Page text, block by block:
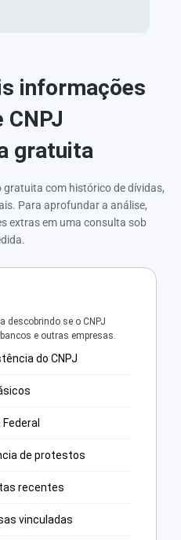
informações
CNPJ
gratuita
gratuita com histórico de dívidas,
Para aprofundar a análise,
extras em uma consulta sob
descobrindo se o CNPJ
e outras empresas.
do CNPJ
de protestos
recentes
vinculadas